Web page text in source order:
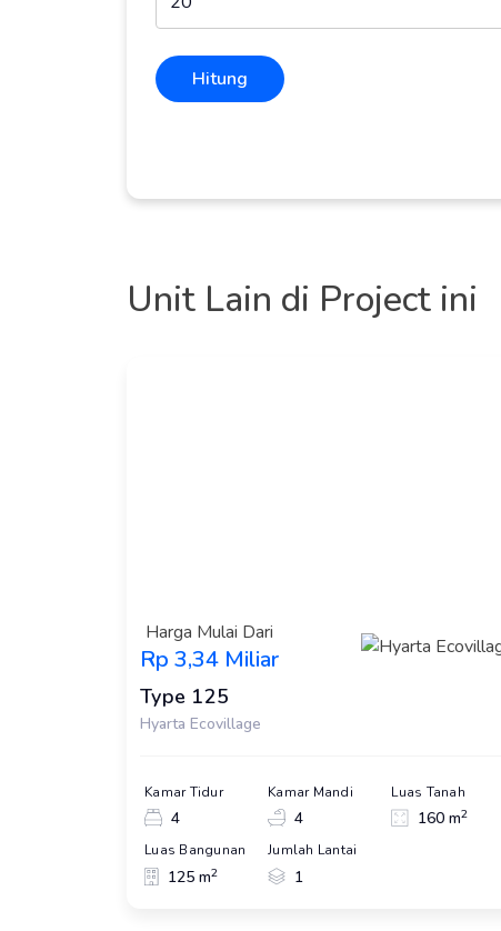
Hitung
Unit Lain di Project ini
Harga Mulai Dari
Rp 3,34 Miliar
Type 125
Hyarta Ecovillage
Kamar Tidur
4
Kamar Mandi
4
Luas Tanah
160 m2
Luas Bangunan
125 m2
Jumlah Lantai
1